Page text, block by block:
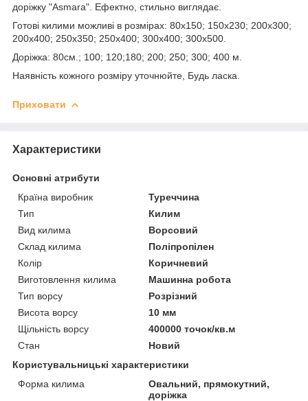
доріжку "Asmara". Ефектно, стильно виглядає.
Готові килими можливі в розмірах: 80х150; 150х230; 200х300;
200х400; 250х350; 250х400; 300х400; 300х500.
Доріжка: 80см.; 100; 120;180; 200; 250; 300; 400 м.
Наявність кожного розміру уточнюйте, Будь ласка.
Приховати
Характеристики
Основні атрибути
Країна виробник
Туреччина
Тип
Килим
Вид килима
Ворсовий
Склад килима
Поліпропілен
Колір
Коричневий
Виготовлення килима
Машинна робота
Тип ворсу
Розрізний
Висота ворсу
10 мм
Щільність ворсу
400000 точок/кв.м
Стан
Новий
Користувальницькі характеристики
Форма килима
Овальний, прямокутний,
доріжка